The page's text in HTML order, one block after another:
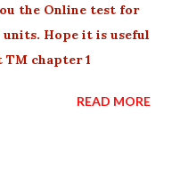
the Online test for
Hope it is useful
TM chapter 1
READ MORE